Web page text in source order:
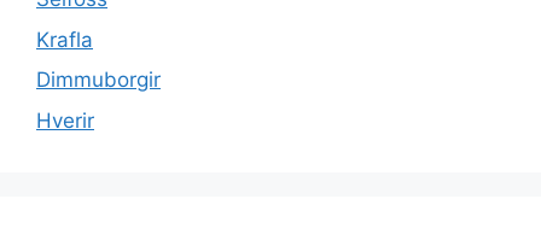
Krafla
Dimmuborgir
Hverir